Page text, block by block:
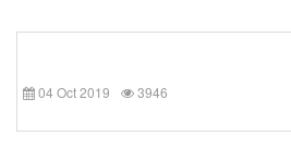
04 Oct 2019 3946